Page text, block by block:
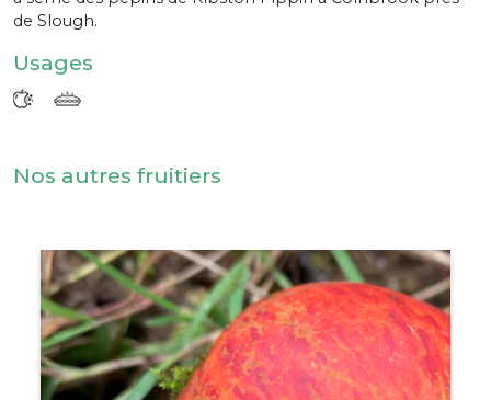
de Slough.
Usages
Nos autres fruitiers